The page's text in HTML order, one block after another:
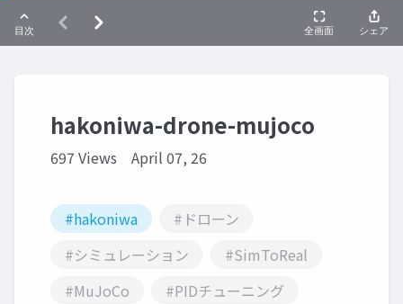
hakoniwa-drone-mujoco
697 Views April 07, 26
#hakoniwa
#ドローン
#シミュレーション
#SimToReal
#MuJoCo
#PIDチューニング